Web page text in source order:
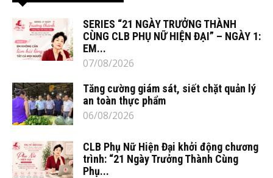
SERIES “21 NGÀY TRƯỞNG THÀNH
CÙNG CLB PHỤ NỮ HIỆN ĐẠI” – NGÀY 1:
EM...
07/08/2026
Tăng cường giám sát, siết chặt quản lý
an toàn thực phẩm
06/08/2026
CLB Phụ Nữ Hiện Đại khởi động chương
trình: “21 Ngày Trưởng Thành Cùng
Phụ...